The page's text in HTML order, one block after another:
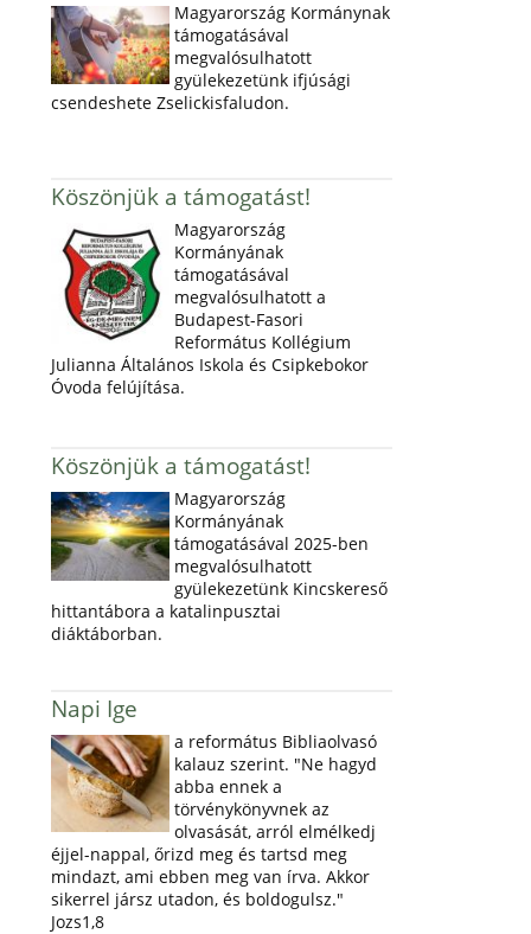
Magyarország Kormánynak
támogatásával
megvalósulhatott
gyülekezetünk ifjúsági
csendeshete Zselickisfaludon.
Köszönjük a támogatást!
Magyarország
Kormányának
támogatásával
megvalósulhatott a
Budapest-Fasori
Református Kollégium
Julianna Általános Iskola és Csipkebokor
Óvoda felújítása.
Köszönjük a támogatást!
Magyarország
Kormányának
támogatásával 2025-ben
megvalósulhatott
gyülekezetünk Kincskereső
hittantábora a katalinpusztai
diáktáborban.
Napi Ige
a református Bibliaolvasó
kalauz szerint. "Ne hagyd
abba ennek a
törvénykönyvnek az
olvasását, arról elmélkedj
éjjel-nappal, őrizd meg és tartsd meg
mindazt, ami ebben meg van írva. Akkor
sikerrel jársz utadon, és boldogulsz."
Jozs1,8